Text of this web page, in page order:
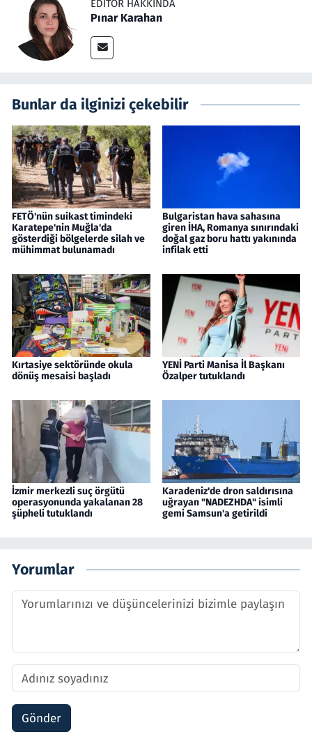
EDITÖR HAKKINDA
Pınar Karahan
Bunlar da ilginizi çekebilir
FETÖ'nün suikast timindeki
Karatepe'nin Muğla'da
gösterdiği bölgelerde silah ve
mühimmat bulunamadı
Bulgaristan hava sahasına
giren İHA, Romanya sınırındaki
doğal gaz boru hattı yakınında
infilak etti
Kırtasiye sektöründe okula
dönüş mesaisi başladı
YENİ Parti Manisa İl Başkanı
Özalper tutuklandı
İzmir merkezli suç örgütü
operasyonunda yakalanan 28
şüpheli tutuklandı
Karadeniz'de dron saldırısına
uğrayan "NADEZHDA" isimli
gemi Samsun'a getirildi
Yorumlar
Gönder